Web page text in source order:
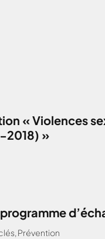
« Violences
2018) »
, Prévention